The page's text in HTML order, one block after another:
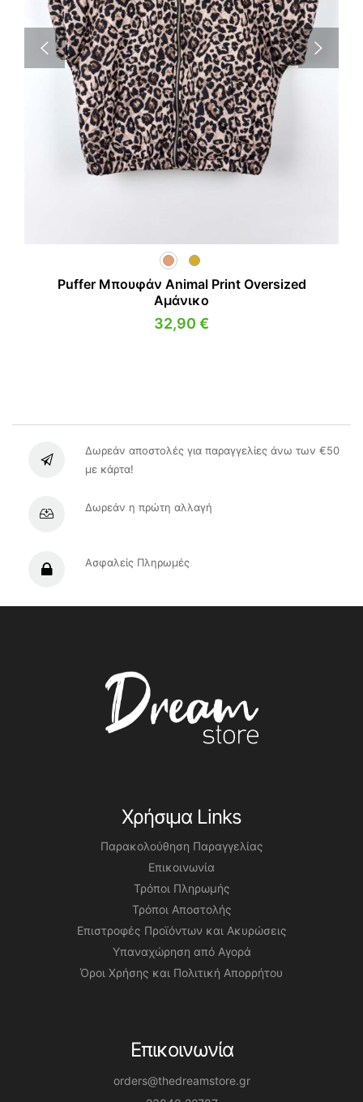
Puffer Μπουφάν Animal Print Oversized
Αμάνικο
32,90 €
Δωρεάν αποστολές για παραγγελίες άνω των €50
με κάρτα!
Δωρεάν η πρώτη αλλαγή
Ασφαλείς Πληρωμές
Χρήσιμα Links
Παρακολούθηση Παραγγελίας
Επικοινωνία
Τρόποι Πληρωμής
Τρόποι Αποστολής
Επιστροφές Προϊόντων και Ακυρώσεις
Υπαναχώρηση από Αγορά
Όροι Χρήσης και Πολιτική Απορρήτου
Επικοινωνία
orders@thedreamstore.gr